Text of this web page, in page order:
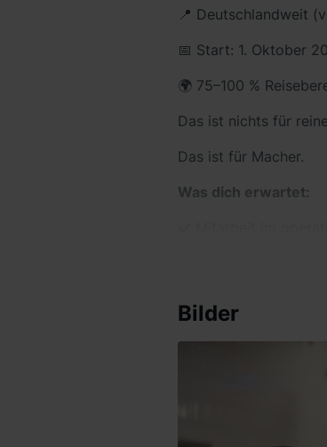
📍 Deutschlandweit
📅 Start: 1. Oktober
🌍 75–100 %
Das ist nichts für
Das ist für Macher.
Was dich erwartet:
✔️ Vorbereitung auf
🎓 Studium in BWL
Bilder